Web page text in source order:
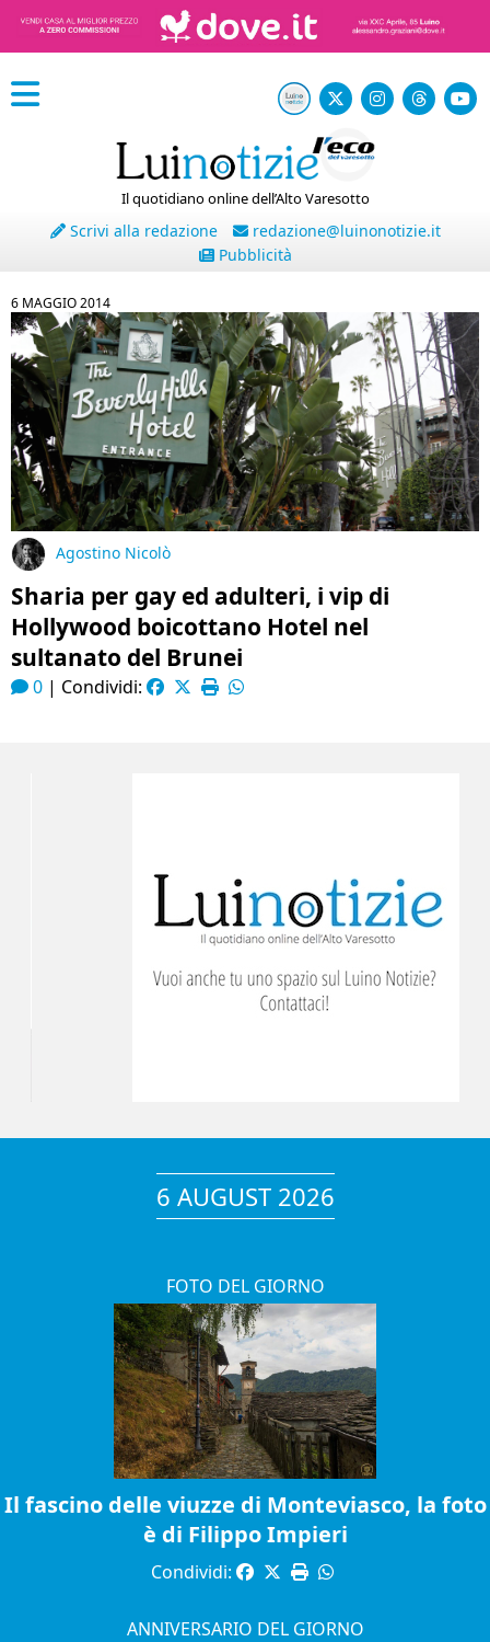
Il quotidiano online dell’Alto Varesotto
Scrivi alla redazione
redazione@luinonotizie.it
Pubblicità
6 MAGGIO 2014
Agostino Nicolò
Sharia per gay ed adulteri, i vip di
Hollywood boicottano Hotel nel
sultanato del Brunei
0 | Condividi:
6 AUGUST 2026
FOTO DEL GIORNO
Il fascino delle viuzze di Monteviasco, la foto
è di Filippo Impieri
Condividi:
ANNIVERSARIO DEL GIORNO